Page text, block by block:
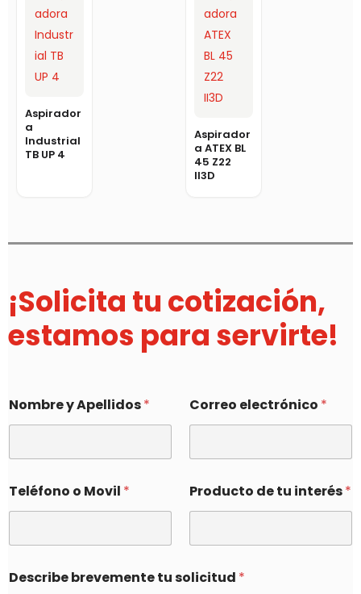
Aspirador
a
Industrial
TB UP 4
Aspirador
a ATEX BL
45 Z22
II3D
¡Solicita tu cotización,
estamos para servirte!
Nombre y Apellidos* Correo electrónico *
Teléfono o Movil * Producto de tu interés*
Describe brevemente tu solicitud *